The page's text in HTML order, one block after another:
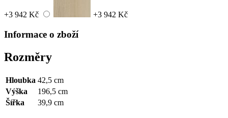
+3 942 Kč +3 942 Kč
Informace o zboží
Rozměry
Hloubka 42,5 cm
Výška
196,5 cm
Šířka
39,9 cm